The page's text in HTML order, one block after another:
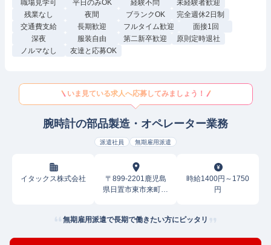
職場見学可 平日のみOK 経験不問
未経験者歓迎
残業なし
夜間 ブランクOK
完全週休2日制
交通費支給
長期歓迎 フルタイム歓迎
面接1回
深夜
服装自由 第二新卒歓迎
原則定時退社
ノルマなし
友達と応募OK
いま見ている求人へ応募してみましょう！
腕時計の部品製造・オペレーター業務
派遣社員 無期雇用派遣
イタックス株式会社
〒899-2201鹿児島
県日置市東市来町湯
時給1400円～1750
円
無期雇用派遣で長期で働きたい方にピッタリ